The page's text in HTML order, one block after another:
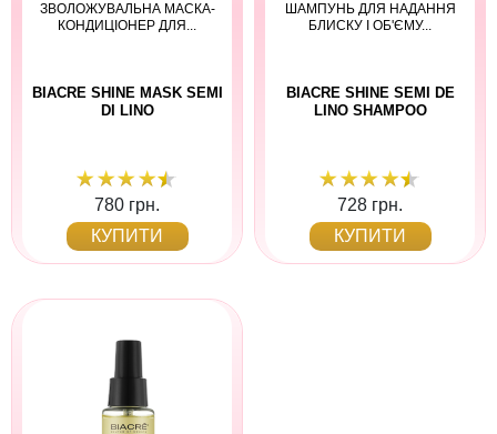
ЗВОЛОЖУВАЛЬНА МАСКА-
КОНДИЦІОНЕР ДЛЯ...
BIACRE SHINE MASK SEMI
DI LINO
780 грн.
КУПИТИ
ШАМПУНЬ ДЛЯ НАДАННЯ
БЛИСКУ І ОБ'ЄМУ...
BIACRE SHINE SEMI DE
LINO SHAMPOO
728 грн.
КУПИТИ